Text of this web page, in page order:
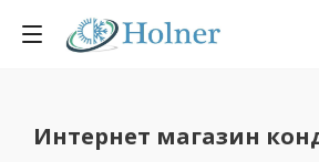
Интернет магазин